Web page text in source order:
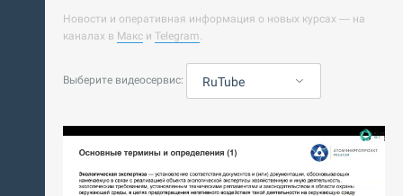
Новости и оперативная информация о новых курсах — на
каналах в Макс и Telegram.
Выберите видеосервис: RuTube